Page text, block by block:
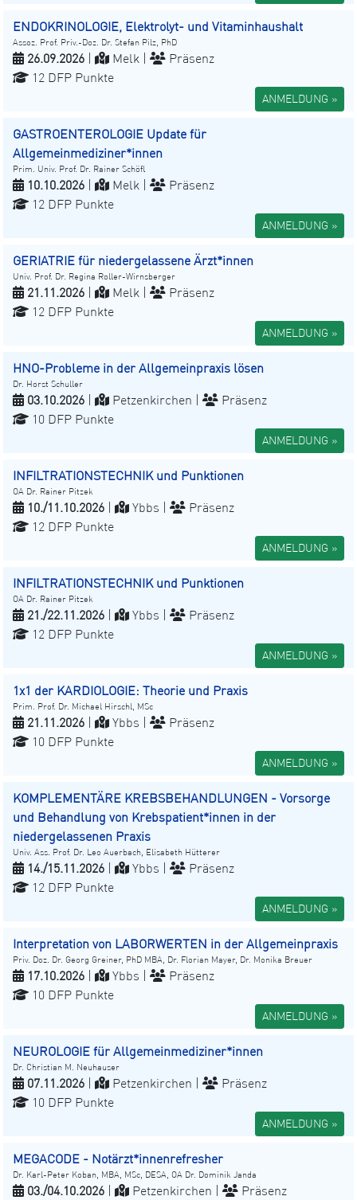
ENDOKRINOLOGIE, Elektrolyt- und Vitaminhaushalt
Assoz. Prof. Priv.-Doz. Dr. Stefan Pilz, PhD
26.09.2026 Melk |
Präsenz
12 DFP Punkte
ANMELDUNG »
GASTROENTEROLOGIE Update für
Allgemeinmediziner*innen
Prim. Univ. Prof. Dr. Rainer Schöfl
10.10.2026 Melk |
Präsenz
12 DFP Punkte
ANMELDUNG »
GERIATRIE für niedergelassene Ärzt*innen
Univ. Prof. Dr. Regina Roller-Wirnsberger
21.11.2026 Melk |
Präsenz
12 DFP Punkte
ANMELDUNG »
HNO-Probleme in der Allgemeinpraxis lösen
Dr. Horst Schuller
03.10.2026 Petzenkirchen |
Präsenz
10 DFP Punkte
ANMELDUNG »
INFILTRATIONSTECHNIK und Punktionen
OA Dr. Rainer Pitzek
10./11.10.2026 Ybbs |
Präsenz
12 DFP Punkte
ANMELDUNG »
INFILTRATIONSTECHNIK und Punktionen
OA Dr. Rainer Pitzek
21./22.11.2026 Ybbs |
Präsenz
12 DFP Punkte
ANMELDUNG »
1x1 der KARDIOLOGIE: Theorie und Praxis
Prim. Prof. Dr. Michael Hirschl, MSc
21.11.2026 Ybbs |
Präsenz
10 DFP Punkte
ANMELDUNG »
KOMPLEMENTÄRE KREBSBEHANDLUNGEN - Vorsorge
und Behandlung von Krebspatient*innen in der
niedergelassenen Praxis
Univ. Ass. Prof. Dr. Leo Auerbach, Elisabeth Hütterer
14./15.11.2026 Ybbs |
Präsenz
12 DFP Punkte
ANMELDUNG »
Interpretation von LABORWERTEN in der Allgemeinpraxis
Priv. Doz. Dr. Georg Greiner, PhD MBA, Dr. Florian Mayer, Dr. Monika Breuer
17.10.2026 Ybbs |
Präsenz
10 DFP Punkte
ANMELDUNG »
NEUROLOGIE für Allgemeinmediziner*innen
Dr. Christian M. Neuhauser
07.11.2026 Petzenkirchen |
Präsenz
10 DFP Punkte
ANMELDUNG »
MEGACODE - Notärzt*innenrefresher
Dr. Karl-Peter Koban, MBA, MSc, DESA, OA Dr. Dominik Janda
03./04.10.2026 Petzenkirchen | Präsenz